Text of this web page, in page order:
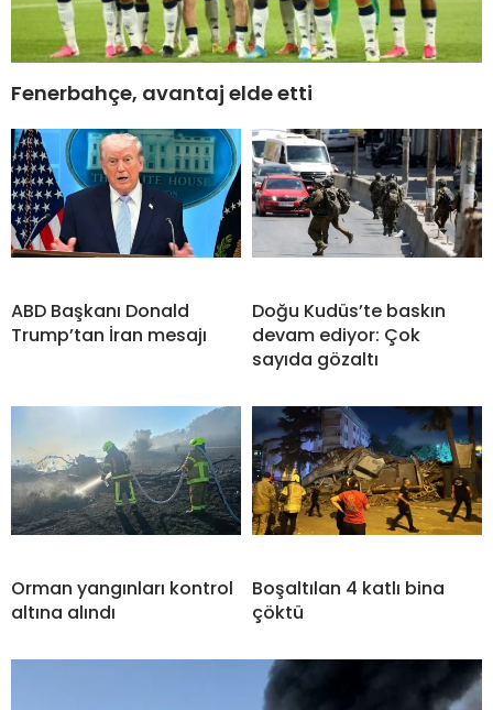
Fenerbahçe, avantaj elde etti
ABD Başkanı Donald
Trump’tan İran mesajı
Doğu Kudüs’te baskın
devam ediyor: Çok
sayıda gözaltı
Orman yangınları kontrol
altına alındı
Boşaltılan 4 katlı bina
çöktü